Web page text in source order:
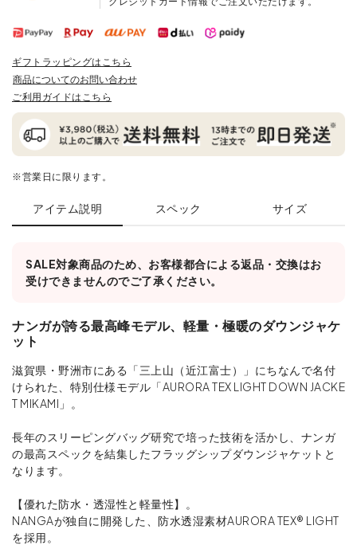
ギフトラッピングはこちら
商品についてのお問い合わせ
ご利用ガイドはこちら
※営業日に限ります。
アイテム説明 スペック サイズ
SALE対象商品のため、お客様都合による返品・交換はお
受けできませんのでご了承ください。
ナンガが誇る最高峰モデル、軽量・極暖のダウンジャケ
ット
滋賀県・野洲市にある「三上山（近江富士）」にちなんで名付
けられた、特別仕様モデル「AURORA TEX LIGHT DOWN JACKE
T MIKAMI」。
長年のスリーピングバッグ研究で培った技術を活かし、ナンガ
の最高スペックを結集したフラッグシップダウンジャケットと
なります。
【優れた防水・透湿性と軽量性】。
NANGAが独自に開発した、防水透湿素材AURORA TEX® LIGHT
を採用。